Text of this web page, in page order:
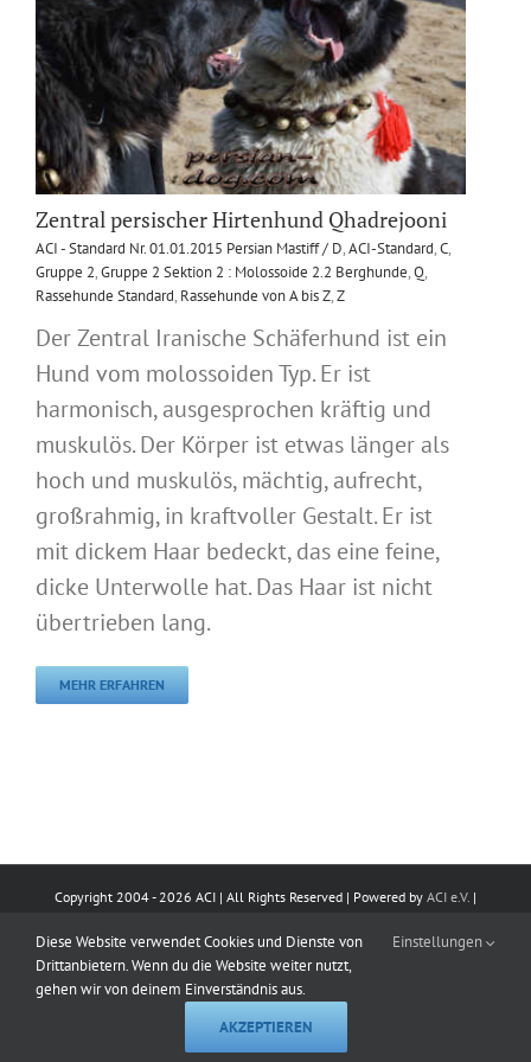
Zentral persischer Hirtenhund Qhadrejooni
ACI - Standard Nr. 01.01.2015 Persian Mastiff / D,ACI-Standard,C,
Gruppe 2,Gruppe 2 Sektion 2 : Molossoide 2.2 Berghunde,Q,
Rassehunde Standard, Rassehunde von A bis Z,Z
Der Zentral Iranische Schäferhund ist ein
Hund vom molossoiden Typ. Er ist
harmonisch, ausgesprochen kräftig und
muskulös. Der Körper ist etwas länger als
hoch und muskulös, mächtig, aufrecht,
großrahmig, in kraftvoller Gestalt. Er ist
mit dickem Haar bedeckt, das eine feine,
dicke Unterwolle hat. Das Haar ist nicht
übertrieben lang.
MEHR ERFAHREN
Copyright 2004 - 2026 ACI | All Rights Reserved | Powered by ACI e.V. |
E-
Mail
FacebookInstagram
X PinterestLinkedIn
CALL
Diese Website verwendet Cookies und Dienste von
Drittanbietern. Wenn du die Website weiter nutzt,
gehen wir von deinem Einverständnis aus.
Einstellungen
AKZEPTIEREN